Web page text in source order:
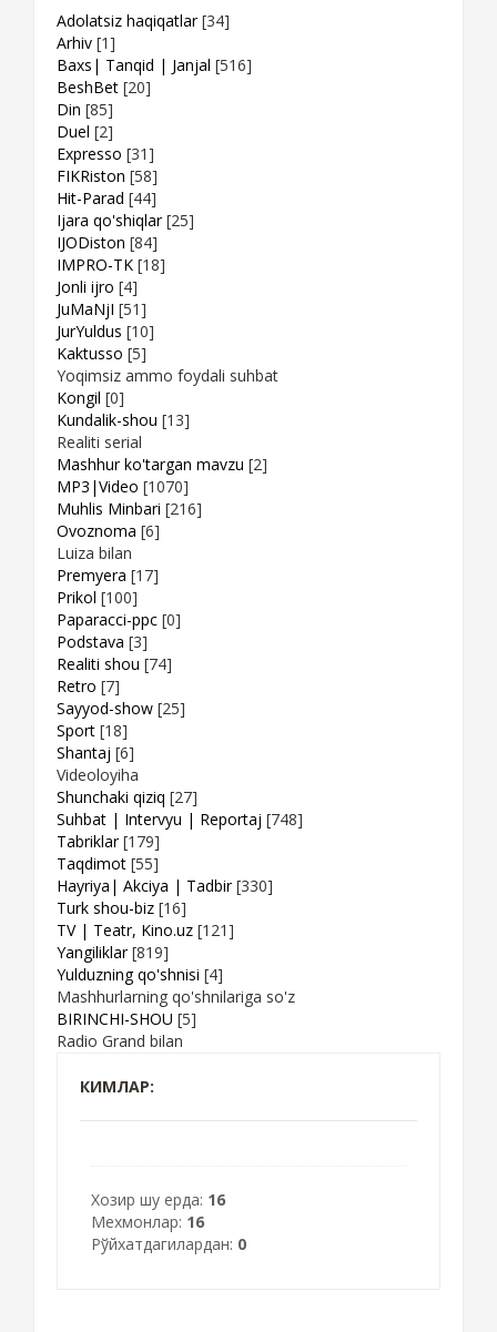
Adolatsiz haqiqatlar [34]
Arhiv [1]
Baxs| Tanqid | Janjal [516]
BeshBet [20]
Din [85]
Duel [2]
Expresso [31]
FIKRiston [58]
Hit-Parad [44]
Ijara qo'shiqlar [25]
IJODiston [84]
IMPRO-TK [18]
Jonli ijro [4]
JuMaNjI [51]
JurYuldus [10]
Kaktusso [5]
Yoqimsiz ammo foydali suhbat
Kongil [0]
Kundalik-shou [13]
Realiti serial
Mashhur ko'targan mavzu [2]
MP3|Video [1070]
Muhlis Minbari [216]
Ovoznoma [6]
Luiza bilan
Premyera [17]
Prikol [100]
Paparacci-ppc [0]
Podstava [3]
Realiti shou [74]
Retro [7]
Sayyod-show [25]
Sport [18]
Shantaj [6]
Videoloyiha
Shunchaki qiziq [27]
Suhbat | Intervyu | Reportaj [748]
Tabriklar [179]
Taqdimot [55]
Hayriya| Akciya | Tadbir [330]
Turk shou-biz [16]
TV | Teatr, Kino.uz [121]
Yangiliklar [819]
Yulduzning qo'shnisi [4]
Mashhurlarning qo'shnilariga so'z
BIRINCHI-SHOU [5]
Radio Grand bilan
КИМЛАР:
Хозир шу ерда: 16
Мехмонлар: 16
Рўйхатдагилардан: 0